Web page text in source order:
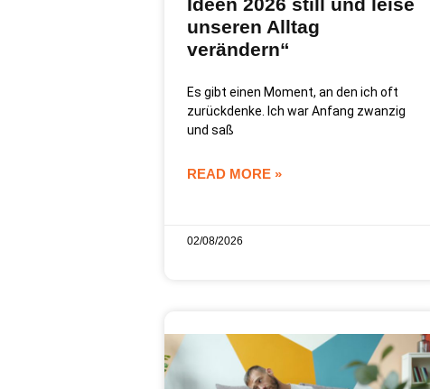
Ideen 2026 still und leise
unseren Alltag
verändern“
Es gibt einen Moment, an den ich oft
zurückdenke. Ich war Anfang zwanzig
und saß
READ MORE »
02/08/2026